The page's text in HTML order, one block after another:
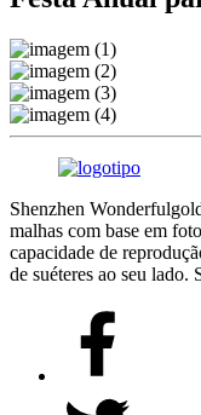
Shenzhen
malhas com base em
capacidade de
de suéteres ao seu lado.